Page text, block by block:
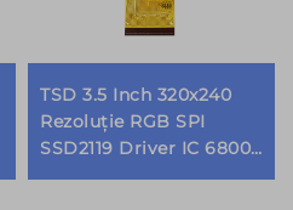
TSD 3.5 Inch 320x240
Rezoluție RGB SPI
SSD2119 Driver IC 6800